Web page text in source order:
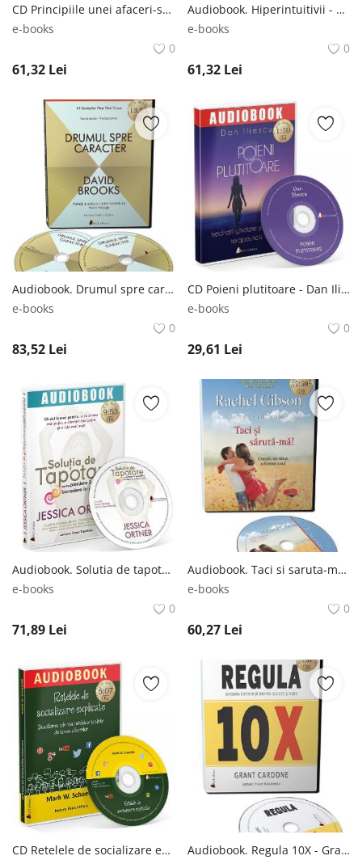
CD Principiile unei afaceri-star - Richard Koch Richard Koch
e-books
0
61,32 Lei
Audiobook. Hiperintuitivii - Heidi Sawyer Heidi Sawyer
e-books
0
61,32 Lei
Audiobook. Drumul spre caracter - David Brooks David Brooks
e-books
0
83,52 Lei
CD Poieni plutitoare - Dan Iliescu Dan Iliescu
e-books
0
29,61 Lei
Audiobook. Solutia de tapotare - Jessica Ortner Jessica Ortner
e-books
0
71,89 Lei
Audiobook. Taci si saruta-ma! - Rachel Gibson Rachel Gibson
e-books
0
60,27 Lei
CD Retelele de socializare explicate - Mark W. Schaefer Mark W. Schaefer
Audiobook. Regula 10X - Grant Cardone Grant Cardone